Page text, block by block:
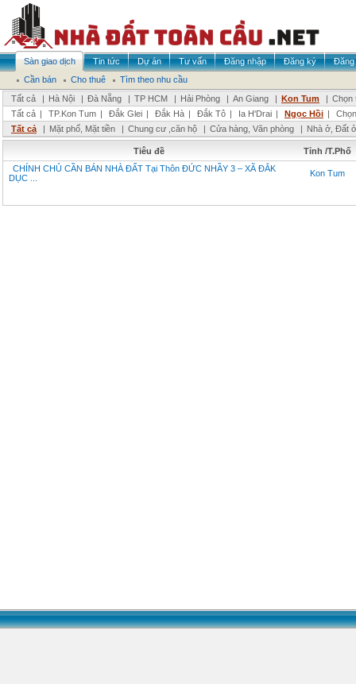
Sàn giao dịch Tin tức Dự án Tư vấn Đăng nhập Đăng ký
Đăng
Cần bán
Cho thuê
Tìm theo nhu cầu
Tất cả
| Hà Nội | Đà Nẵng | TP HCM | Hải Phòng | An Giang | Kon Tum | Chọn
Tất cả | TP.Kon Tum | Đắk Glei | Đắk Hà | Đắk Tô | Ia H'Drai | Ngọc Hồi |
Tất cả
| Mặt phố, Mặt tiền | Chung cư ,căn hộ | Cửa hàng, Văn phòng | Nhà ở, Đất ở
Tiêu đề
Tỉnh /T.Phố
CHÍNH CHỦ CẦN BÁN NHÀ ĐẤT Tại Thôn ĐỨC NHẦY 3 – XÃ ĐẮK
DỤC ...
Kon Tum